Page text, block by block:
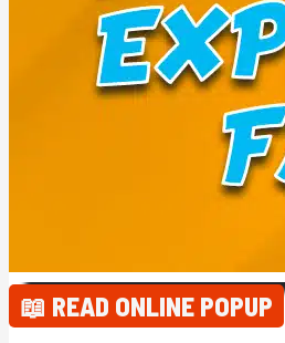
📖 READ ONLINE POPUP